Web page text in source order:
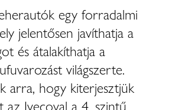
egy forradalmi
jelentősen javíthatja a
és átalakíthatja a
világszerte.
arra, hogy kiterjesztjük
az Ivecoval a 4. szintű